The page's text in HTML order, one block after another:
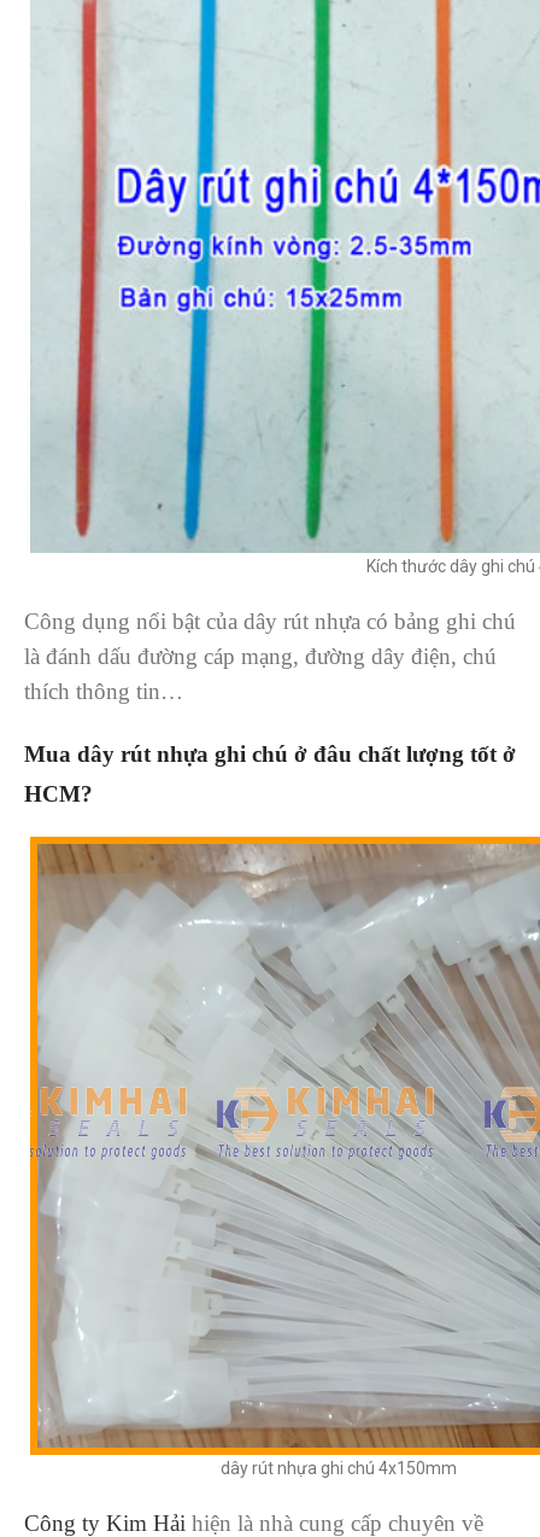
Kích thước dây ghi
Công dụng nổi bật của dây rút nhựa có bảng ghi chú
là đánh dấu đường cáp mạng, đường dây điện, chú
thích thông tin…
Mua dây rút nhựa ghi chú ở đâu chất lượng tốt ở
HCM?
dây rút nhựa ghi chú 4x150mm
Công ty Kim Hải hiện là nhà cung cấp chuyên về